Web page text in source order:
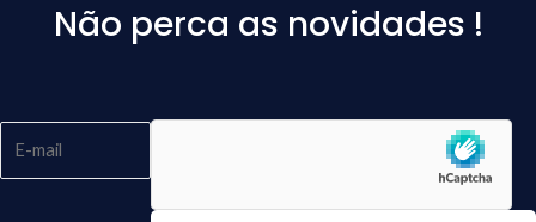
Não perca as novidades !